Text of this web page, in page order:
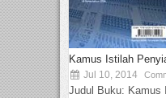
Kamus Istilah
Jul 10, 2014
Judul Buku: Kamus